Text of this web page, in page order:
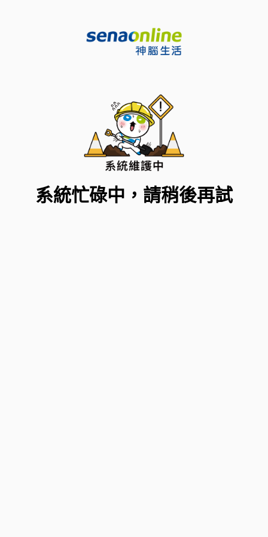
系統忙碌中，請稍後再試